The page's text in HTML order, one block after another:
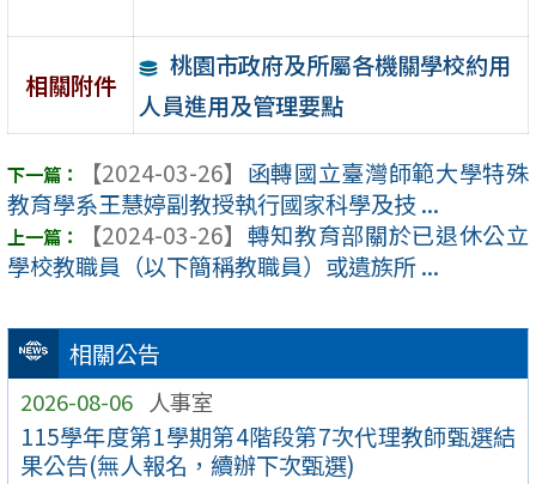
相關公告
2026-08-06 人事室
115學年度第1學期第4階段第7次代理教師甄選結
果公告(無人報名，續辦下次甄選)
相關附件
桃園市政府及所屬各機關學校約用
人員進用及管理要點
【2024-03-26】 函轉國立臺灣師範大學特殊
教育學系王慧婷副教授執行國家科學及技 ...
【2024-03-26】 轉知教育部關於已退休公立
學校教職員（以下簡稱教職員）或遺族所 ...